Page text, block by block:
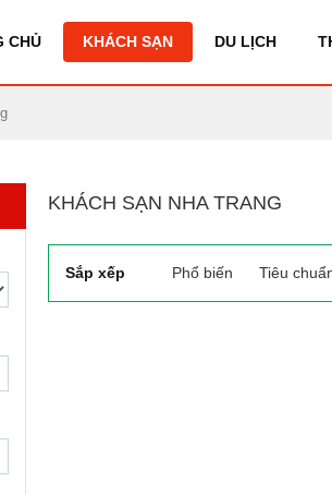
CHỦ KHÁCH SẠN DU LỊCH
KHÁCH SẠN NHA TRANG
Sắp xếp Phổ biến (current)
Tiêu